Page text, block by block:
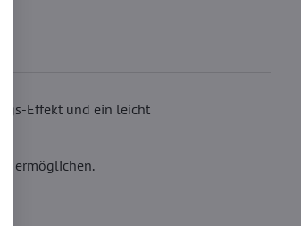
Effekt und ein leicht
ermöglichen.